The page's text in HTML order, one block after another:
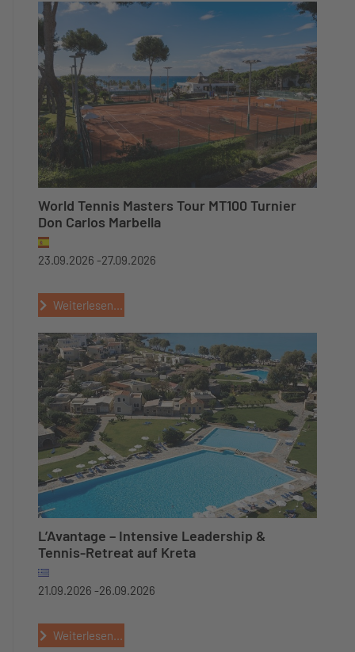
World Tennis Masters Tour MT100 Turnier
Don Carlos Marbella
23.09.2026 -27.09.2026
Weiterlesen...
L’Avantage – Intensive Leadership &
Tennis-Retreat auf Kreta
21.09.2026 -26.09.2026
Weiterlesen...